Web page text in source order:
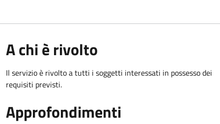
A chi è rivolto
Il servizio è rivolto a tutti i soggetti interessati in possesso dei
requisiti previsti.
Approfondimenti